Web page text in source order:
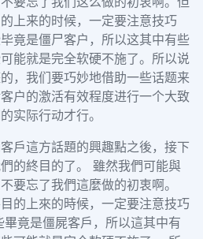
上来的时候，一定要注意技巧
竟是僵尸客户，所以这其中有些
能就是完全软硬不施了。所以说
，我们要巧妙地借助一些话题来
户的激活有效程度进行一个大致
实际行动才行。
戶這方話題的興趣點之後，接下
的終目的了。 雖然我們可能與
要忘了我們這麼做的初衷啊。
的上來的時候，一定要注意技巧
竟是僵屍客戶，所以這其中有